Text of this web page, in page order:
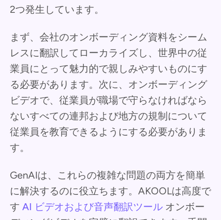
2つ発生しています。
まず、会社のオンボーディング資料をシーム
レスに翻訳してローカライズし、世界中の従
業員にとって魅力的で親しみやすいものにす
る必要があります。次に、オンボーディング
ビデオで、従業員が職場で守らなければなら
ないすべての連邦および地方の規制について
従業員を教育できるようにする必要がありま
す。
GenAIは、これらの複雑な問題の両方を簡単
に解決するのに役立ちます。AKOOLは高度で
す AI ビデオおよび音声翻訳ツール オンボー